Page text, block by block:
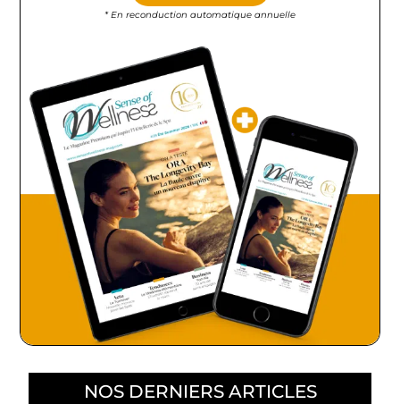
* En reconduction automatique annuelle
NOS DERNIERS ARTICLES